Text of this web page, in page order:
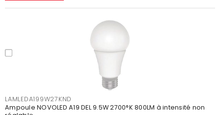
LAMLEDA199W27KND
Ampoule NOVOLED A19 DEL 9.5W 2700°K 800LM à intensité non